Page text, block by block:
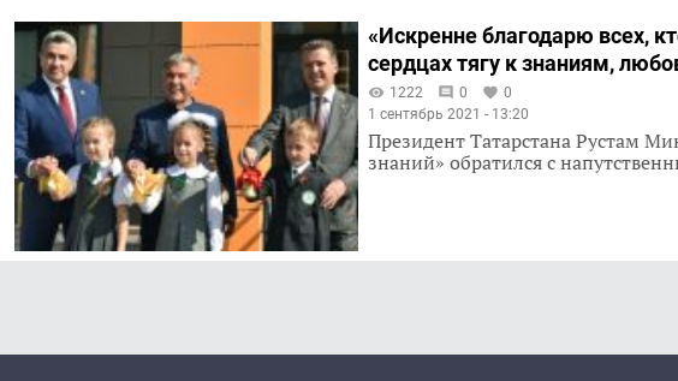
«Искренне благодарю всех,
сердцах тягу к знаниям,
1222 0
0
1 сентябрь 2021 - 13:20
Президент Татарстана Рустам
знаний» обратился с